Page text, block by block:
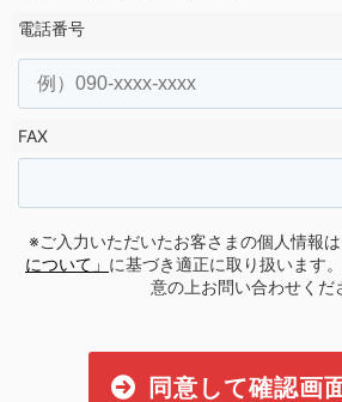
電話番号
FAX
※ご入力いただいたお客さまの個人情報は
について」 に基づき適正に取り扱います
意の上お問い合わせくだ
同意して確認画